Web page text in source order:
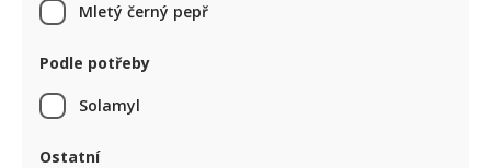
Mletý černý pepř
Podle potřeby
Solamyl
Ostatní